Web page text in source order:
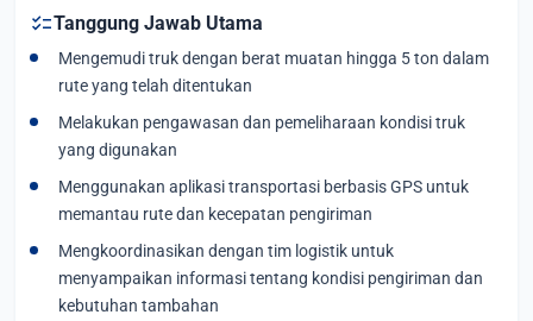
checklistTanggung Jawab Utama
Mengemudi truk dengan berat muatan hingga 5 ton dalam
rute yang telah ditentukan
Melakukan pengawasan dan pemeliharaan kondisi truk
yang digunakan
Menggunakan aplikasi transportasi berbasis GPS untuk
memantau rute dan kecepatan pengiriman
Mengkoordinasikan dengan tim logistik untuk
menyampaikan informasi tentang kondisi pengiriman dan
kebutuhan tambahan